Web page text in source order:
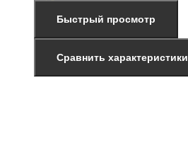
Быстрый просмотр
Сравнить характеристики